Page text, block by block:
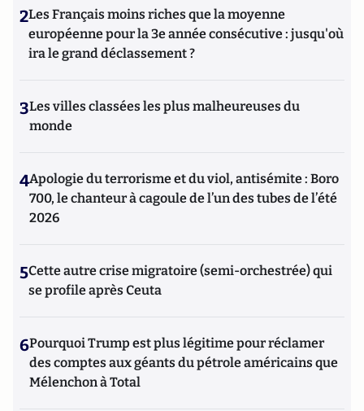
2Les Français moins riches que la moyenne
européenne pour la 3e année consécutive : jusqu'où
ira le grand déclassement ?
3Les villes classées les plus malheureuses du
monde
4Apologie du terrorisme et du viol, antisémite : Boro
700, le chanteur à cagoule de l’un des tubes de l’été
2026
5Cette autre crise migratoire (semi-orchestrée) qui
se profile après Ceuta
6Pourquoi Trump est plus légitime pour réclamer
des comptes aux géants du pétrole américains que
Mélenchon à Total